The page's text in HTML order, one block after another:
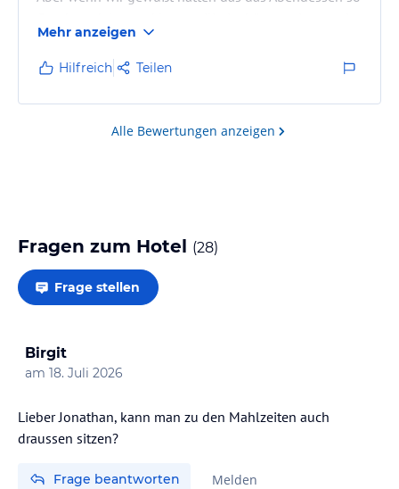
Frühstück gebucht
Mehr anzeigen
Hilfreich Teilen
Alle Bewertungen anzeigen
Fragen zum Hotel (28)
Frage stellen
Birgit
am 18. Juli 2026
Lieber Jonathan, kann man zu den Mahlzeiten auch
draussen sitzen?
Frage beantworten Melden